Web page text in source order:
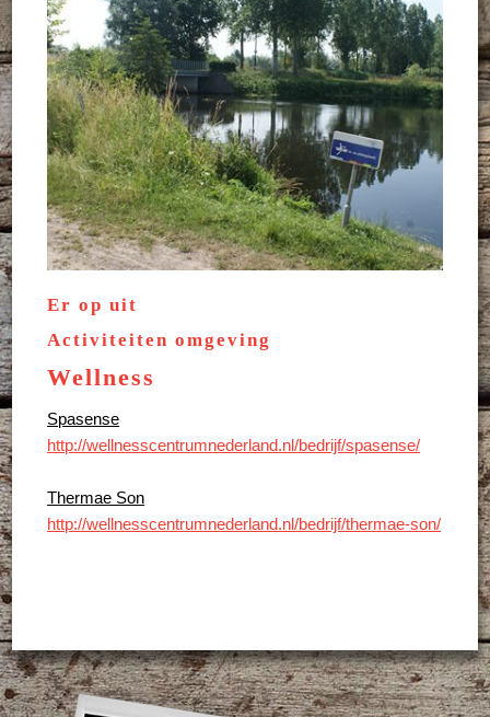
Er op uit
Activiteiten omgeving
Wellness
Spasense
http://wellnesscentrumnederland.nl/bedrijf/spasense/
Thermae Son
http://wellnesscentrumnederland.nl/bedrijf/thermae-son/